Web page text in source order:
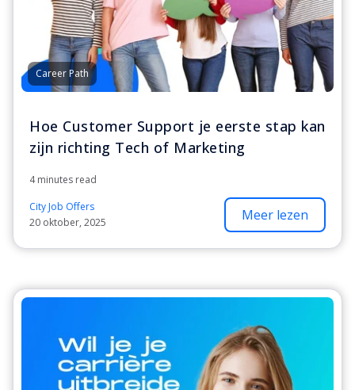
Career Path
Hoe Customer Support je eerste stap kan
zijn richting Tech of Marketing
4 minutes read
City Job Offers
20 oktober, 2025
Meer lezen